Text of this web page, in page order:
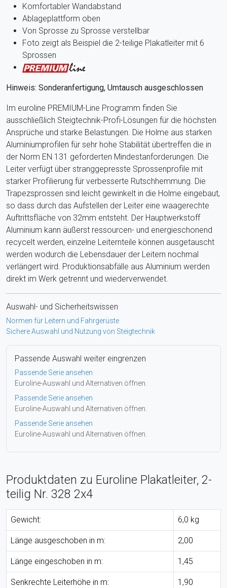
Komfortabler Wandabstand
Ablageplattform oben
Von Sprosse zu Sprosse verstellbar
Foto zeigt als Beispiel die 2-teilige Plakatleiter mit 6
Sprossen
Hinweis: Sonderanfertigung, Umtausch ausgeschlossen
Im euroline PREMIUM-Line Programm finden Sie
ausschließlich Steigtechnik-Profi-Lösungen für die höchsten
Ansprüche und starke Belastungen. Die Holme aus starken
Aluminiumprofilen für sehr hohe Stabilität übertreffen die in
der Norm EN 131 geforderten Mindestanforderungen. Die
Leiter verfügt über stranggepresste Sprossenprofile mit
starker Profilierung für verbesserte Rutschhemmung. Die
Trapezsprossen sind leicht gewinkelt in die Holme eingebaut,
so dass durch das Aufstellen der Leiter eine waagerechte
Auftrittsfläche von 32mm entsteht. Der Hauptwerkstoff
Aluminium kann äußerst ressourcen- und energieschonend
recycelt werden, einzelne Leiternteile können ausgetauscht
werden wodurch die Lebensdauer der Leitern nochmal
verlängert wird. Produktionsabfälle aus Aluminium werden
direkt im Werk getrennt und wiederverwendet.
Auswahl- und Sicherheitswissen
Normen für Leitern und Fahrgerüste
Sichere Auswahl und Nutzung von Steigtechnik
Passende Auswahl weiter eingrenzen
Passende Serie ansehen
Euroline-Auswahl und Alternativen öffnen.
Passende Serie ansehen
Euroline-Auswahl und Alternativen öffnen.
Passende Serie ansehen
Euroline-Auswahl und Alternativen öffnen.
Produktdaten zu Euroline Plakatleiter, 2-
teilig Nr. 328 2x4
Gewicht: 6,0 kg
Länge ausgeschoben in m: 2,00
Länge eingeschoben in m: 1,45
Senkrechte Leiterhöhe in m: 1,90